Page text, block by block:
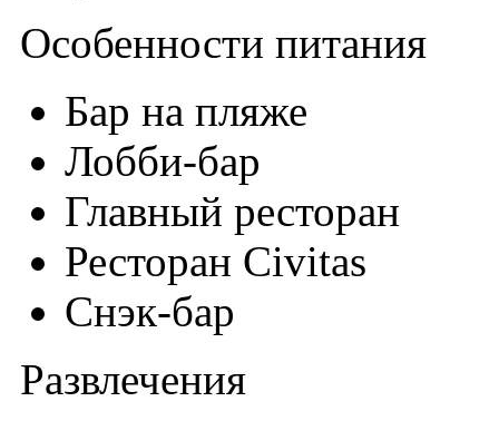
Особенности питания
Бар на пляже
Лобби-бар
Главный ресторан
Ресторан Civitas
Снэк-бар
Развлечения